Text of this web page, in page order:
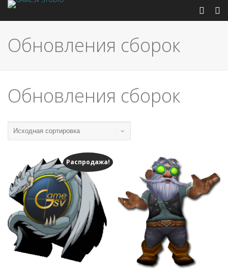
Обновления сборок
Обновления сборок
Распродажа!